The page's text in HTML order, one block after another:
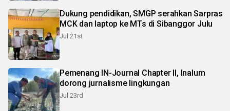
Dukung pendidikan, SMGP serahkan Sarpras
MCK dan laptop ke MTs di Sibanggor Julu
Jul 21st
Pemenang IN-Journal Chapter II, Inalum
dorong jurnalisme lingkungan
Jul 23rd